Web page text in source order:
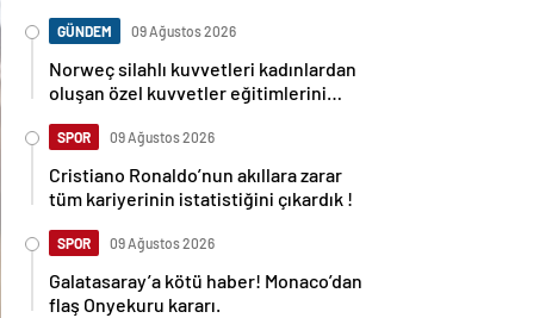
GÜNDEM 09 Ağustos 2026
Norweç silahlı kuvvetleri kadınlardan
oluşan özel kuvvetler eğitimlerini
SPOR 09 Ağustos 2026
Cristiano Ronaldo’nun akıllara zarar
tüm kariyerinin istatistiğini çıkardık !
SPOR 09 Ağustos 2026
Galatasaray’a kötü haber! Monaco’dan
flaş Onyekuru kararı.